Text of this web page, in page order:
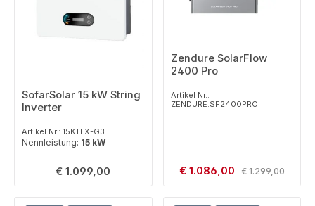
SofarSolar 15 kW String
Inverter
Artikel Nr.: 15KTLX-G3
Nennleistung: 15 kW
Regulärer Preis:
€ 1.099,00
Zendure SolarFlow
2400 Pro
Artikel Nr.:
ZENDURE.SF2400PRO
Verkaufspreis:
€ 1.086,00 Regulärer Preis:
€ 1.299,00